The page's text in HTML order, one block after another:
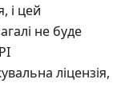
і цей
не буде
ліцензія,